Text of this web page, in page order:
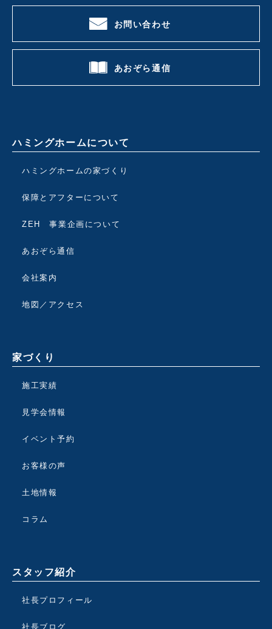
お問い合わせ
あおぞら通信
ハミングホームについて
ハミングホームの家づくり
保障とアフターについて
ZEH 事業企画について
あおぞら通信
会社案内
地図／アクセス
家づくり
施工実績
見学会情報
イベント予約
お客様の声
土地情報
コラム
スタッフ紹介
社長プロフィール
社長ブログ